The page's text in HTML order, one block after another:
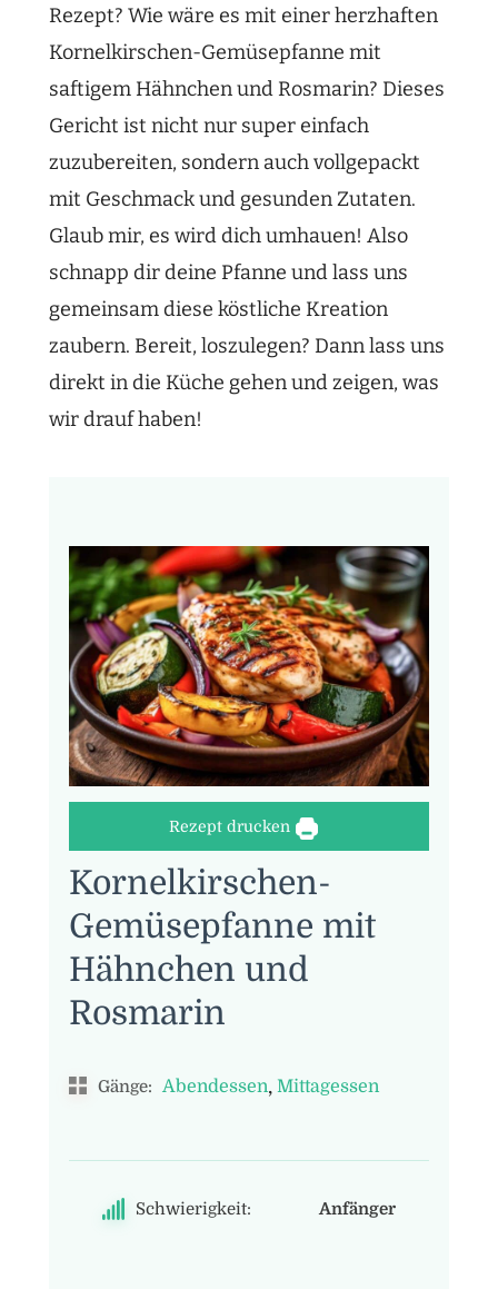
Rezept? Wie wäre es mit einer herzhaften
Kornelkirschen-Gemüsepfanne mit
saftigem Hähnchen und Rosmarin? Dieses
Gericht ist nicht nur super einfach
zuzubereiten, sondern auch vollgepackt
mit Geschmack und gesunden Zutaten.
Glaub mir, es wird dich umhauen! Also
schnapp dir deine Pfanne und lass uns
gemeinsam diese köstliche Kreation
zaubern. Bereit, loszulegen? Dann lass uns
direkt in die Küche gehen und zeigen, was
wir drauf haben!
Rezept drucken
Kornelkirschen-
Gemüsepfanne mit
Hähnchen und
Rosmarin
Gänge: Abendessen, Mittagessen
Schwierigkeit: Anfänger